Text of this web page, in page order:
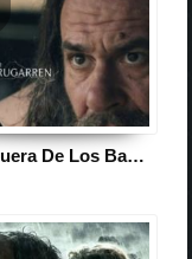
La Higuera De Los Bastardos